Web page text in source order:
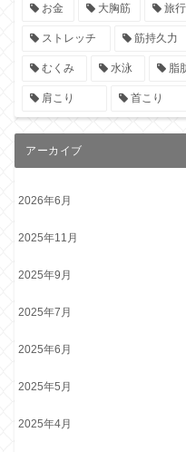
お金 大胸筋 旅行
ストレッチ 筋持久力
むくみ 水泳 脂
肩こり 首こり
アーカイブ
2026年6月
2025年11月
2025年9月
2025年7月
2025年6月
2025年5月
2025年4月